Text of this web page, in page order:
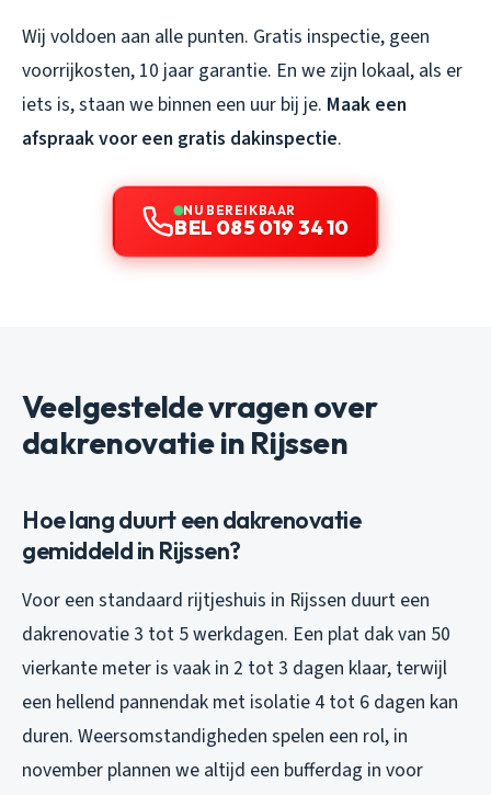
Wij voldoen aan alle punten. Gratis inspectie, geen
voorrijkosten, 10 jaar garantie. En we zijn lokaal, als er
iets is, staan we binnen een uur bij je. Maak een
afspraak voor een gratis dakinspectie.
NU BEREIKBAAR
BEL 085 019 34 10
Veelgestelde vragen over
dakrenovatie in Rijssen
Hoe lang duurt een dakrenovatie
gemiddeld in Rijssen?
Voor een standaard rijtjeshuis in Rijssen duurt een
dakrenovatie 3 tot 5 werkdagen. Een plat dak van 50
vierkante meter is vaak in 2 tot 3 dagen klaar, terwijl
een hellend pannendak met isolatie 4 tot 6 dagen kan
duren. Weersomstandigheden spelen een rol, in
november plannen we altijd een bufferdag in voor